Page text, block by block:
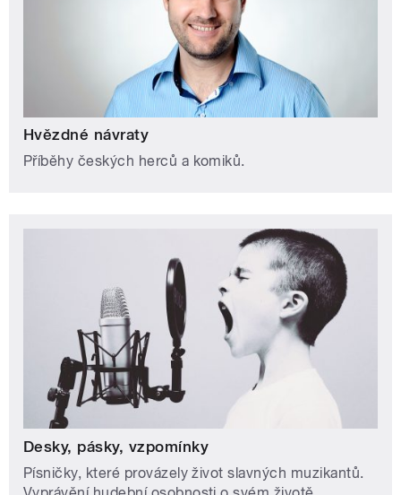
Hvězdné návraty
Příběhy českých herců a komiků.
Desky, pásky, vzpomínky
Písničky, které provázely život slavných muzikantů.